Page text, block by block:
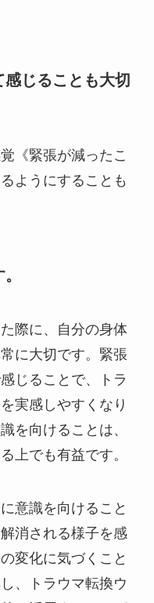
じることも大切
《緊張が減ったこ
ようにすることも
際に、自分の身体
に大切です。緊張
じることで、トラ
実感しやすくなり
を向けることは、
上でも有益です。
意識を向けること
消される様子を感
変化に気づくこと
、トラウマ転換ウ